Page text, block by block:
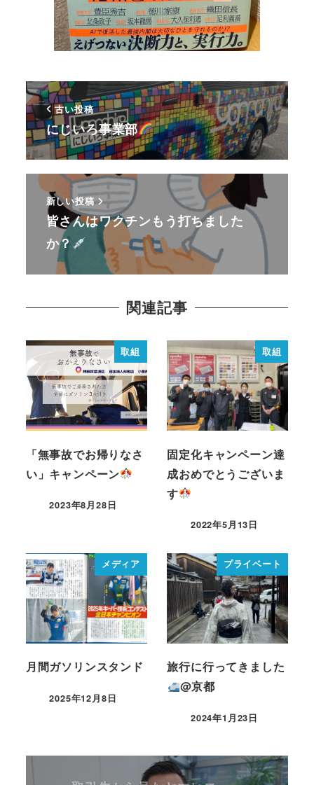
古い投稿
にじいろ事業部
新しい投稿
皆さんはワクチンもう打ちました
か？
関連記事
取組
「無事故でお帰りなさ
い」キャンペーン
2023年8月28日
取組
固定化キャンペーン達
成おめでとうございま
す
2022年5月13日
メディア
月間ガソリンスタンド
2025年12月8日
プライベート
旅行に行ってきました
@京都
2024年1月23日